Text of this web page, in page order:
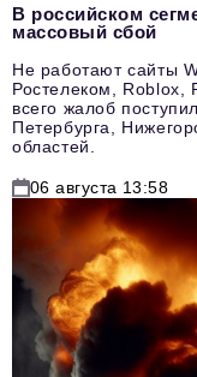
В российском
массовый сбой
Не работают сайты
Ростелеком,
всего жалоб
Петербурга,
областей.
06 августа 13:58